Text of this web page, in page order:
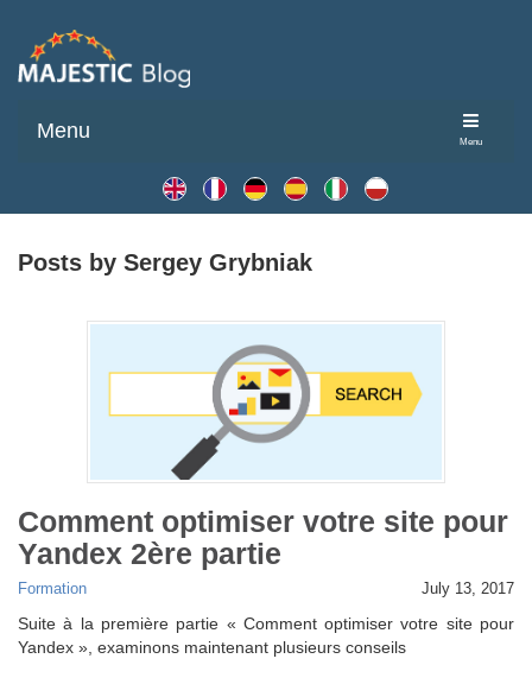
Menu
Menu
Posts by Sergey Grybniak
Comment optimiser votre site pour
Yandex 2ère partie
Formation July 13, 2017
Suite à la première partie « Comment optimiser votre site pour
Yandex », examinons maintenant plusieurs conseils